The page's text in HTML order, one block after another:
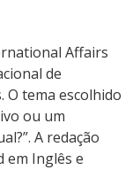
Affairs
de
O tema escolhido
ou um
A redação
em Inglês e